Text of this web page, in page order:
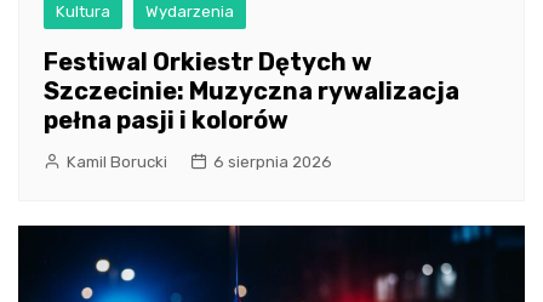
Kultura Wydarzenia
Festiwal Orkiestr Dętych w
Szczecinie: Muzyczna rywalizacja
pełna pasji i kolorów
Kamil Borucki 6 sierpnia 2026